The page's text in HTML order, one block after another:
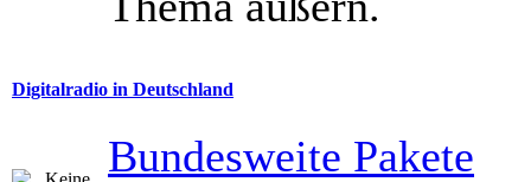
Digitalradio in Deutschland
Bundesweite Pakete